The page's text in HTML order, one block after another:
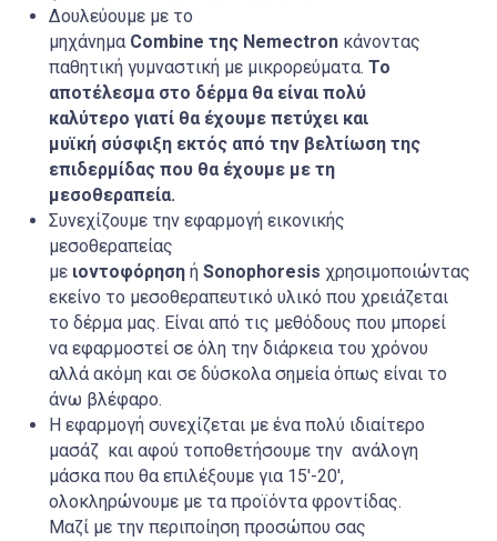
Δουλεύουμε με το
μηχάνημα Combine της Nemectron κάνοντας
παθητική γυμναστική με μικρορεύματα. Το
αποτέλεσμα στο δέρμα θα είναι πολύ
καλύτερο γιατί θα έχουμε πετύχει και
μυϊκή σύσφιξη εκτός από την βελτίωση της
επιδερμίδας που θα έχουμε με τη
μεσοθεραπεία.
Συνεχίζουμε την εφαρμογή εικονικής
μεσοθεραπείας
με ιοντοφόρηση ή Sonophoresis χρησιμοποιώντας
εκείνο το μεσοθεραπευτικό υλικό που χρειάζεται
το δέρμα μας. Είναι από τις μεθόδους που μπορεί
να εφαρμοστεί σε όλη την διάρκεια του χρόνου
αλλά ακόμη και σε δύσκολα σημεία όπως είναι το
άνω βλέφαρο.
Η εφαρμογή συνεχίζεται με ένα πολύ ιδιαίτερο
μασάζ και αφού τοποθετήσουμε την ανάλογη
μάσκα που θα επιλέξουμε για 15′-20′,
ολοκληρώνουμε με τα προϊόντα φροντίδας.
Μαζί με την περιποίηση προσώπου σας